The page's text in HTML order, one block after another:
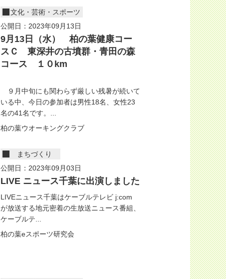
文化・芸術・スポーツ
公開日：2023年09月13日
9月13日（水） 柏の葉健康コー
スＣ 東深井の古墳群・青田の森
コース １０km
９月中旬にも関わらず厳しい残暑が続いて
いる中、今日の参加者は男性18名、女性23
名の41名です。...
柏の葉ウオーキングクラブ
まちづくり
公開日：2023年09月03日
LIVE ニュース千葉に出演しました
LIVEニュース千葉はケーブルテレビ j:com
が放送する地元密着の生放送ニュース番組、
ケーブルテ...
柏の葉eスポーツ研究会